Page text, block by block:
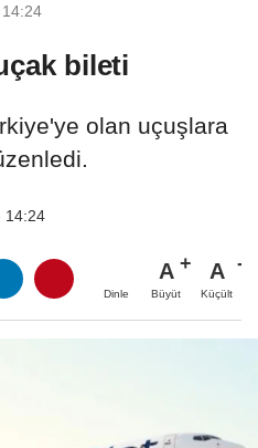
14:24
bileti
olan uçuşlara
14:24
Dinle
A
Büyüt
A
Küçült